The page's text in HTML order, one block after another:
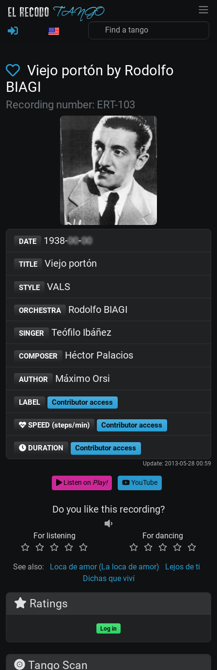
Viejo portón by Rodolfo
BIAGI
Recording number: ERT-103
DATE 1938-00-00
TITLE Viejo portón
STYLE VALS
ORCHESTRA Rodolfo BIAGI
SINGER Teófilo Ibáñez
COMPOSER Héctor Palacios
AUTHOR Máximo Orsi
LABEL Contributor access
SPEED (steps/min) Contributor access
DURATION Contributor access
Update: 2013-05-28 00:59
Listen on Play! YouTube
Do you like this recording?
For listening For dancing
See also: Loca de amor (La loca de amor)
Lejos de ti
Dichas que viví
Ratings
Log in
Tango Scan